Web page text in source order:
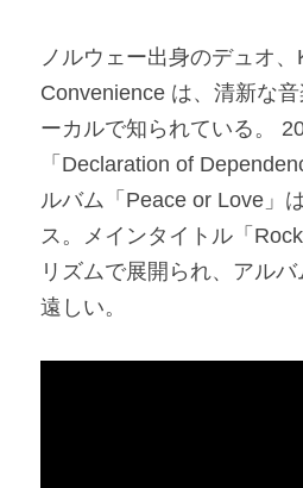
ノルウェー出身のデュオ
Convenience は、清新な
ーカルで知られている。
「Declaration of
ルバム「Peace or Love」
ス。メインタイトル「
リズムで展開られ、アル
遠しい。​